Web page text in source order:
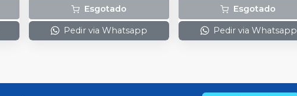
Esgotado
Pedir via Whatsapp
Esgotado
Pedir via Whatsapp